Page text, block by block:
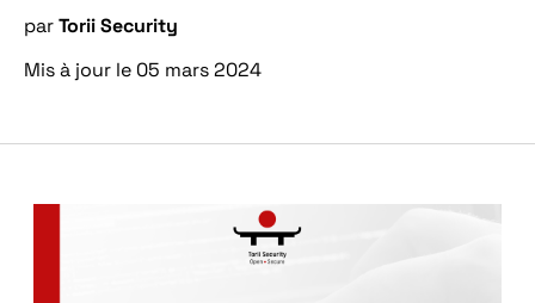
parTorii Security
Mis à jour le 05 mars 2024